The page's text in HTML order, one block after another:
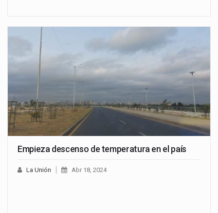
Empieza descenso de temperatura en el país
La Unión Abr 18, 2024